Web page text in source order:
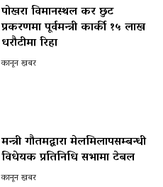
पोखरा विमानस्थल कर छुट
प्रकरणमा पूर्वमन्त्री कार्की १५ लाख
धरौटीमा रिहा
कानून खबर
मन्त्री गौतमद्वारा मेलमिलापसम्बन्धी
विधेयक प्रतिनिधि सभामा टेबल
कानून खबर